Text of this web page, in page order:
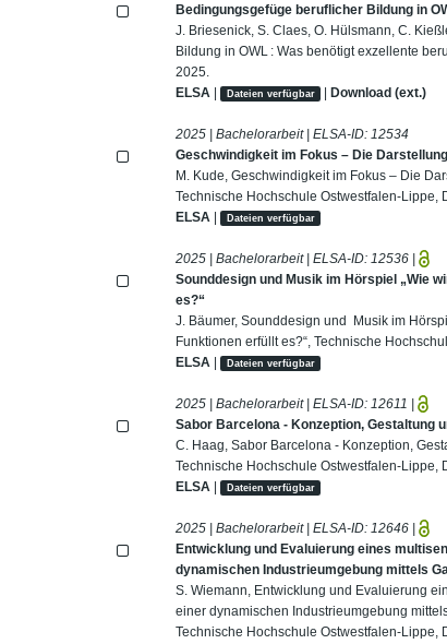
Bedingungsgefüge beruflicher Bildung in
J. Briesenick, S. Claes, O. Hülsmann, C.
Bildung in OWL : Was benötigt exzellente
2025.
ELSA | Dateien verfügbar |Download (ext.)
2025 | Bachelorarbeit | ELSA-ID: 12534
Geschwindigkeit im Fokus – Die
M. Kude, Geschwindigkeit im Fokus – Die
Technische Hochschule Ostwestfalen-Lippe,
ELSA | Dateien verfügbar
2025 | Bachelorarbeit | ELSA-ID: 12536 |
Sounddesign und Musik im Hörspiel „Wie
es?“
J. Bäumer, Sounddesign und Musik im
Funktionen erfüllt es?“, Technische
ELSA | Dateien verfügbar
2025 | Bachelorarbeit | ELSA-ID: 12611 |
Sabor Barcelona - Konzeption, Gestaltung
C. Haag, Sabor Barcelona - Konzeption,
Technische Hochschule Ostwestfalen-Lippe,
ELSA | Dateien verfügbar
2025 | Bachelorarbeit | ELSA-ID: 12646 |
Entwicklung und Evaluierung eines
dynamischen Industrieumgebung mittels
S. Wiemann, Entwicklung und Evaluierung
einer dynamischen Industrieumgebung
Technische Hochschule Ostwestfalen-Lippe,